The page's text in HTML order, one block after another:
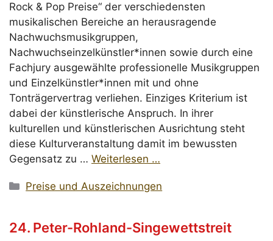
Rock & Pop Preise“ der verschiedensten
musikalischen Bereiche an herausragende
Nachwuchsmusikgruppen,
Nachwuchseinzelkünstler*innen sowie durch eine
Fachjury ausgewählte professionelle Musikgruppen
und Einzelkünstler*innen mit und ohne
Tonträgervertrag verliehen. Einziges Kriterium ist
dabei der künstlerische Anspruch. In ihrer
kulturellen und künstlerischen Ausrichtung steht
diese Kulturveranstaltung damit im bewussten
Gegensatz zu … Weiterlesen …
Kategorien
Preise und Auszeichnungen
24. Peter-Rohland-Singewettstreit